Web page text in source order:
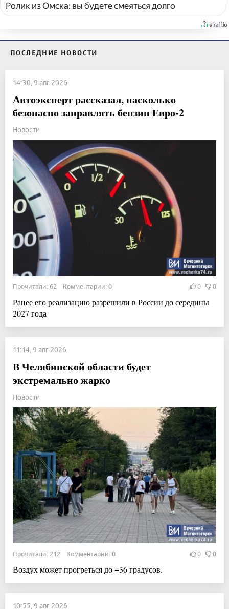
Ролик из Омска: вы будете смеяться долго
ПОСЛЕДНИЕ НОВОСТИ
14:30, 9 авг 2026
Автоэксперт рассказал, насколько
безопасно заправлять бензин Евро-2
Новости
Прочитали: 62 Комментарии: 0 0 0
Ранее его реализацию разрешили в России до середины
2027 года
11:14, 9 авг 2026
В Челябинской области будет
экстремально жарко
Новости
Прочитали: 212 Комментарии: 0 0 0
Воздух может прогреться до +36 градусов.
10:55, 9 авг 2026